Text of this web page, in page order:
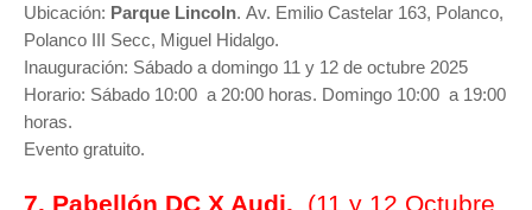
Ubicación: Parque Lincoln. Av. Emilio Castelar 163, Polanco,
Polanco III Secc, Miguel Hidalgo.
Inauguración: Sábado a domingo 11 y 12 de octubre 2025
Horario: Sábado 10:00 a 20:00 horas. Domingo 10:00 a 19:00
horas.
Evento gratuito.
7. Pabellón DC X Audi.
(11 y 12 Octubre